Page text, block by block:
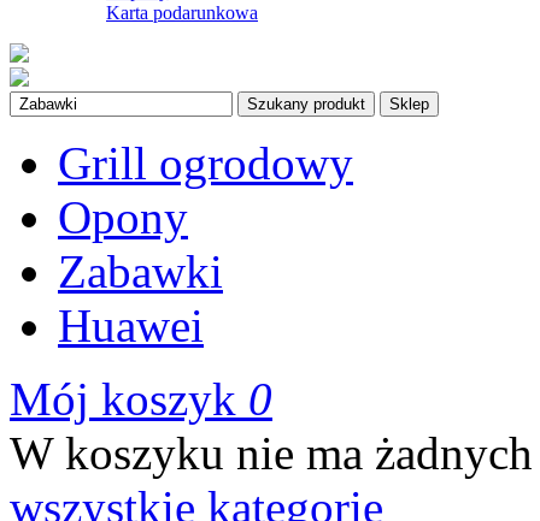
Karta podarunkowa
Szukany produkt Sklep
Grill ogrodowy
Opony
Zabawki
Huawei
Mój koszyk 0
W koszyku nie ma
wszystkie kategorie